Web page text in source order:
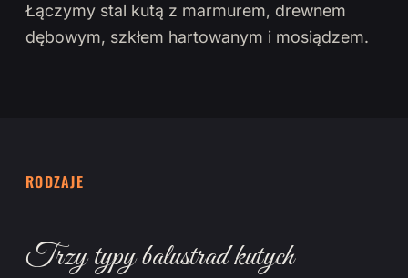
Łączymy stal kutą z marmurem, drewnem
dębowym, szkłem hartowanym i mosiądzem.
RODZAJE
Trzy typy balustrad kutych